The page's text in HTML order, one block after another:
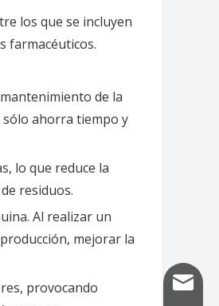
los que se incluyen
farmacéuticos.
de la
sólo ahorra tiempo y
lo que reduce la
residuos.
Al realizar un
mejorar la
provocando